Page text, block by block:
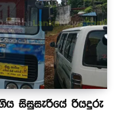
සිසුසැරියේ රියදුරු